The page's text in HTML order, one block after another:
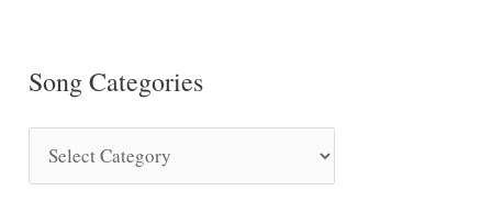
Song Categories
o